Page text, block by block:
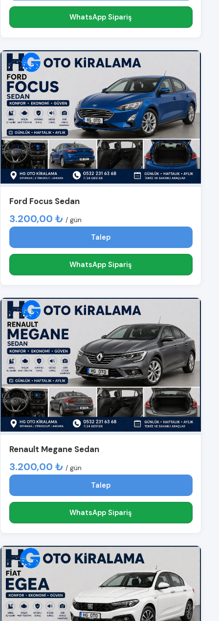
WhatsApp Sipariş
Ford Focus Sedan
3.200,00 ₺ / gün
Talep
WhatsApp Sipariş
Renault Megane Sedan
3.200,00 ₺ / gün
Talep
WhatsApp Sipariş